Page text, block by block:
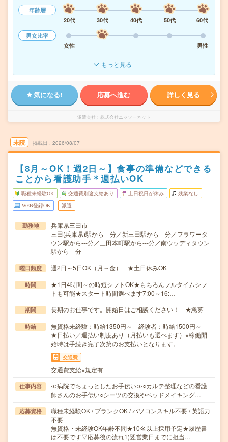
年齢層
20代
30代 40代 50代
60代
男女比率
女性
男性
もっと見る
気になる! 応募へ進む 詳しく見る
派遣会社 株式会社ニッソーネット
未読 掲載日 2026/08/07
【8月～OK！週2日～】食事の準備などできる
ことから看護助手＊週払いOK
職種未経験OK 交通費別途支給あり 土日祝日が休み 残業なし
WEB登録OK 派遣
勤務地
兵庫県三田市
三田(兵庫県)駅から---分／新三田駅から---分／フラワータ
ウン駅から---分／三田本町駅から---分／南ウッディタウン
駅から---分
曜日頻度 週2日～5日OK（月～金） ★土日休みOK
時間
★1日4時間～の時短シフトOK★もちろんフルタイムシフ
トも可能★スタート時間選べます7:00～16:…
期間 長期のお仕事です。開始日はご相談ください！ ★急募
時給
無資格未経験：時給1350円～ 経験者：時給1500円～
★日払い／週払い制度あり（月払いも選べます）※稼働開
始時は手続き完了次第のお支払いとなります。
交通費
交通費支給※規定有
仕事内容
≪病院でちょっとしたお手伝い≫○カルテ整理などの看護
師さんのお手伝い○シーツの交換やベッドメイキング…
応募資格
職種未経験OK / ブランクOK / パソコンスキル不要 / 英語力
不要
無資格・未経験OK年齢不問★10名以上採用予定★履歴書
は不要です▽応募後の流れ1)翌営業日までに担当…